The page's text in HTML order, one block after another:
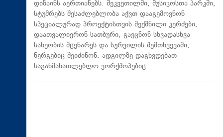
დიზაინს აერთიანებს. შეკვეთილში, მუსიკოსთა პარკში,
სტუმრებს შესაძლებლობა აქვთ დააგემოვნონ
სპეციალურად პროექტისთვის შექმნილი კერძები,
დაათვალიერონ სათბური, გაეცნონ სხვადასხვა
სახეობის მცენარეს და სურვილის შემთხვევაში,
ნერგებიც შეიძინონ. ადგილზე დაგხვდებათ
საგანმანათლებლო ვორქშოპებიც.